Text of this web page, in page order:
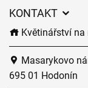
KONTAKT
Květinářství na
Masarykovo
695 01 Hodonín